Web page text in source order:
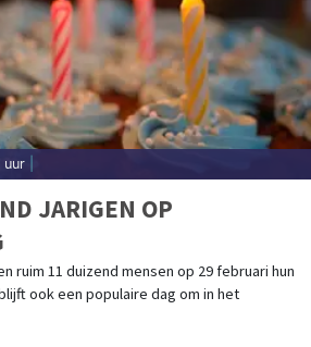
uur
JARIGEN OP
ruim 11 duizend mensen op 29 februari hun
ook een populaire dag om in het